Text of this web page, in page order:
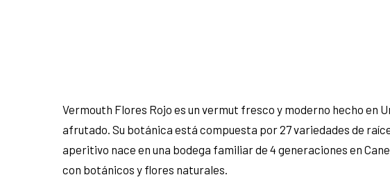
Vermouth Flores Rojo es un vermut fresco y moderno hecho en
afrutado. Su botánica está compuesta por 27 variedades de
aperitivo nace en una bodega familiar de 4 generaciones en
con botánicos y flores naturales.